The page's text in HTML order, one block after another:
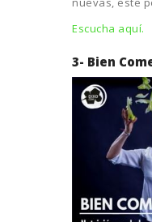
Escucha aquí.
3- Bien